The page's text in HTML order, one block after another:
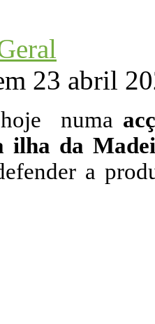
23 abril
numa
ilha da
a